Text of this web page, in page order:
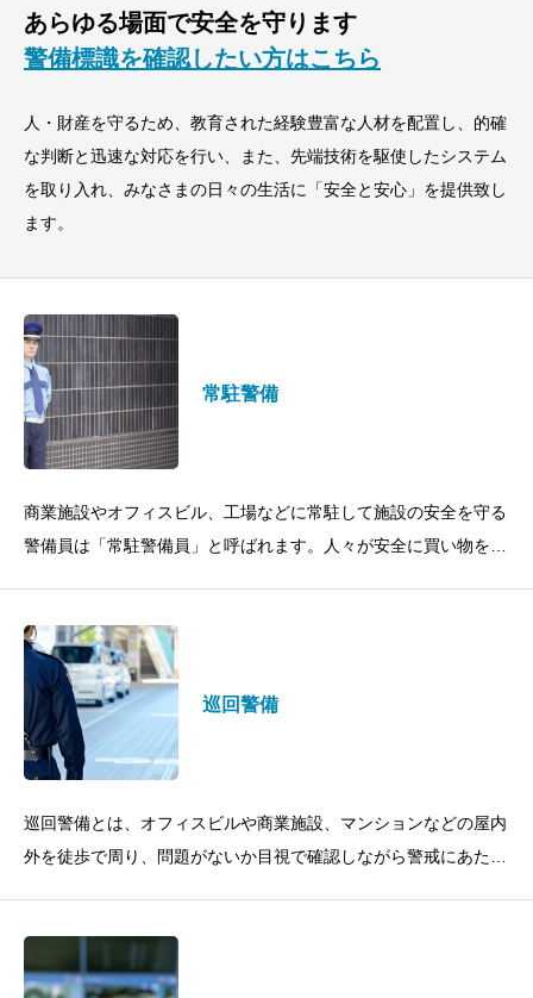
あらゆる場面で安全を守ります
警備標識を確認したい方はこちら
人・財産を守るため、教育された経験豊富な人材を配置し、的確
な判断と迅速な対応を行い、また、先端技術を駆使したシステム
を取り入れ、みなさまの日々の生活に「安全と安心」を提供致し
ます。
常駐警備
商業施設やオフィスビル、工場などに常駐して施設の安全を守る
警備員は「常駐警備員」と呼ばれます。人々が安全に買い物をし
巡回警備
巡回警備とは、オフィスビルや商業施設、マンションなどの屋内
外を徒歩で周り、問題がないか目視で確認しながら警戒にあたる